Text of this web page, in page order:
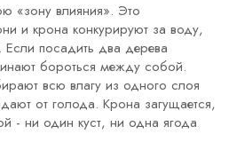
«зону влияния». Это
и крона конкурируют за воду,
Если посадить два дерева
бороться между собой.
всю влагу из одного слоя
от голода. Крона загущается,
- ни один куст, ни одна ягода